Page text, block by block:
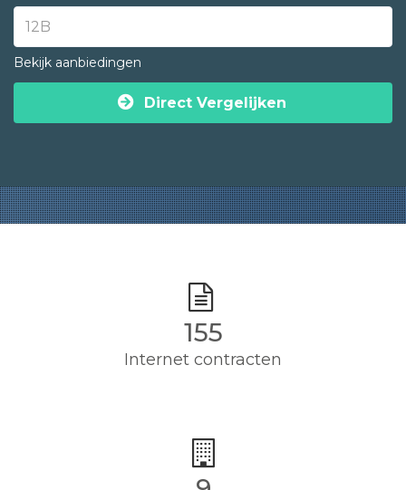
Bekijk aanbiedingen
Direct Vergelijken
155
Internet contracten